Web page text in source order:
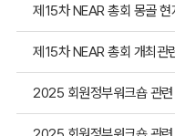
제15차 NEAR 총회 몽골
제15차 NEAR 총회 개최
2025 회원정부워크숍 관